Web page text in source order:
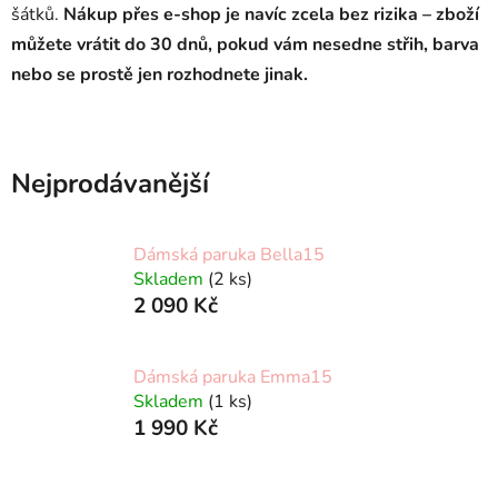
šátků. Nákup přes e-shop je navíc zcela bez rizika – zboží
můžete vrátit do 30 dnů, pokud vám nesedne střih, barva
nebo se prostě jen rozhodnete jinak.
Nejprodávanější
Dámská paruka Bella15
Skladem (2 ks)
2 090 Kč
Dámská paruka Emma15
Skladem (1 ks)
1 990 Kč